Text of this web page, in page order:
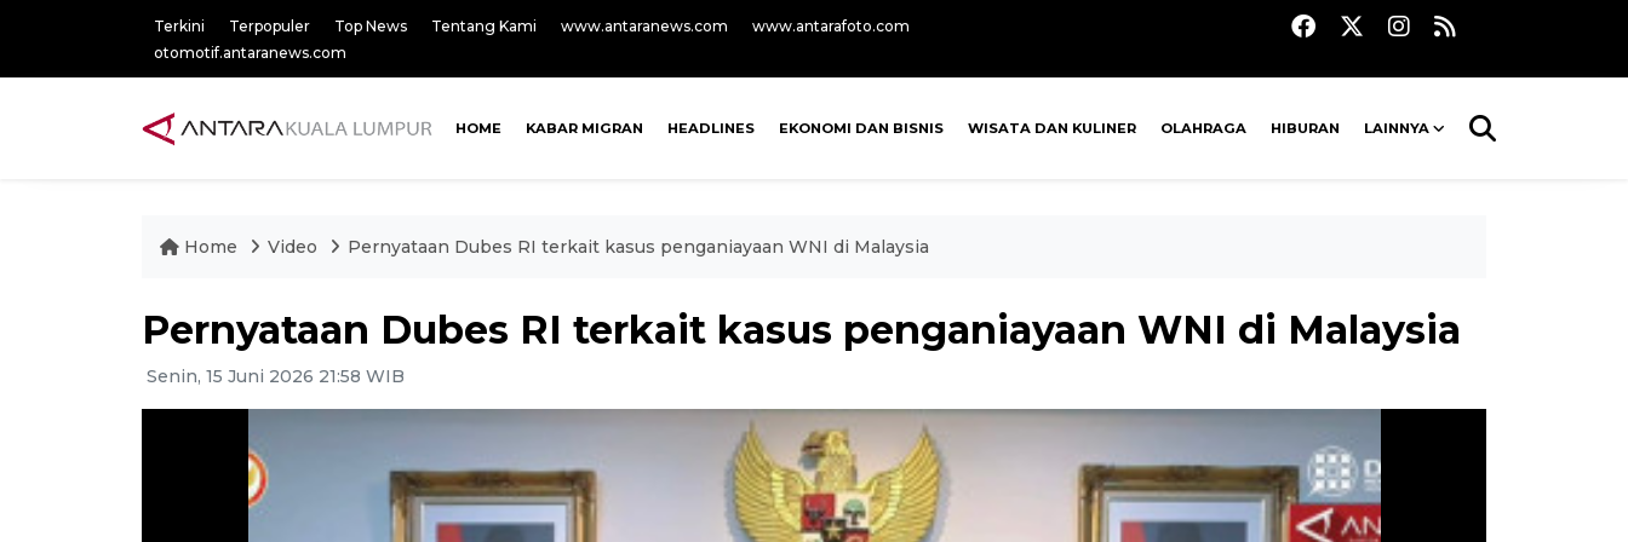
Terkini Terpopuler Top News Tentang Kami www.antaranews.com
www.antarafoto.com
otomotif.antaranews.com
HOME KABAR MIGRAN HEADLINES EKONOMI DAN BISNIS WISATA DAN KULINER OLAHRAGA HIBURAN LAINNYA
Home Video Pernyataan Dubes RI terkait kasus penganiayaan WNI di Malaysia
Pernyataan Dubes RI terkait kasus penganiayaan WNI di Malaysia
Senin, 15 Juni 2026 21:58 WIB